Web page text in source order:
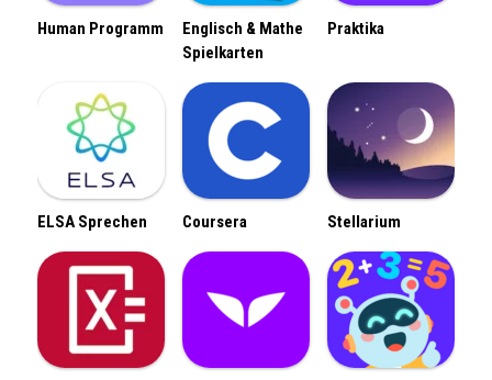
Human Programm
Englisch & Mathe
Spielkarten
Praktika
ELSA Sprechen Coursera Stellarium